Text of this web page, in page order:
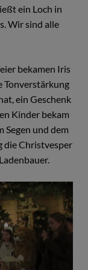
ein Loch in
Wir sind alle
bekamen Iris
Tonverstärkung
ein Geschenk
Kinder bekam
Segen und dem
die Christvesper